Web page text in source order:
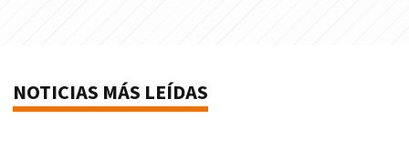
NOTICIAS MÁS LEÍDAS